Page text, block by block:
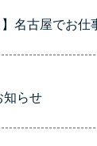
】名古屋でお
知らせ